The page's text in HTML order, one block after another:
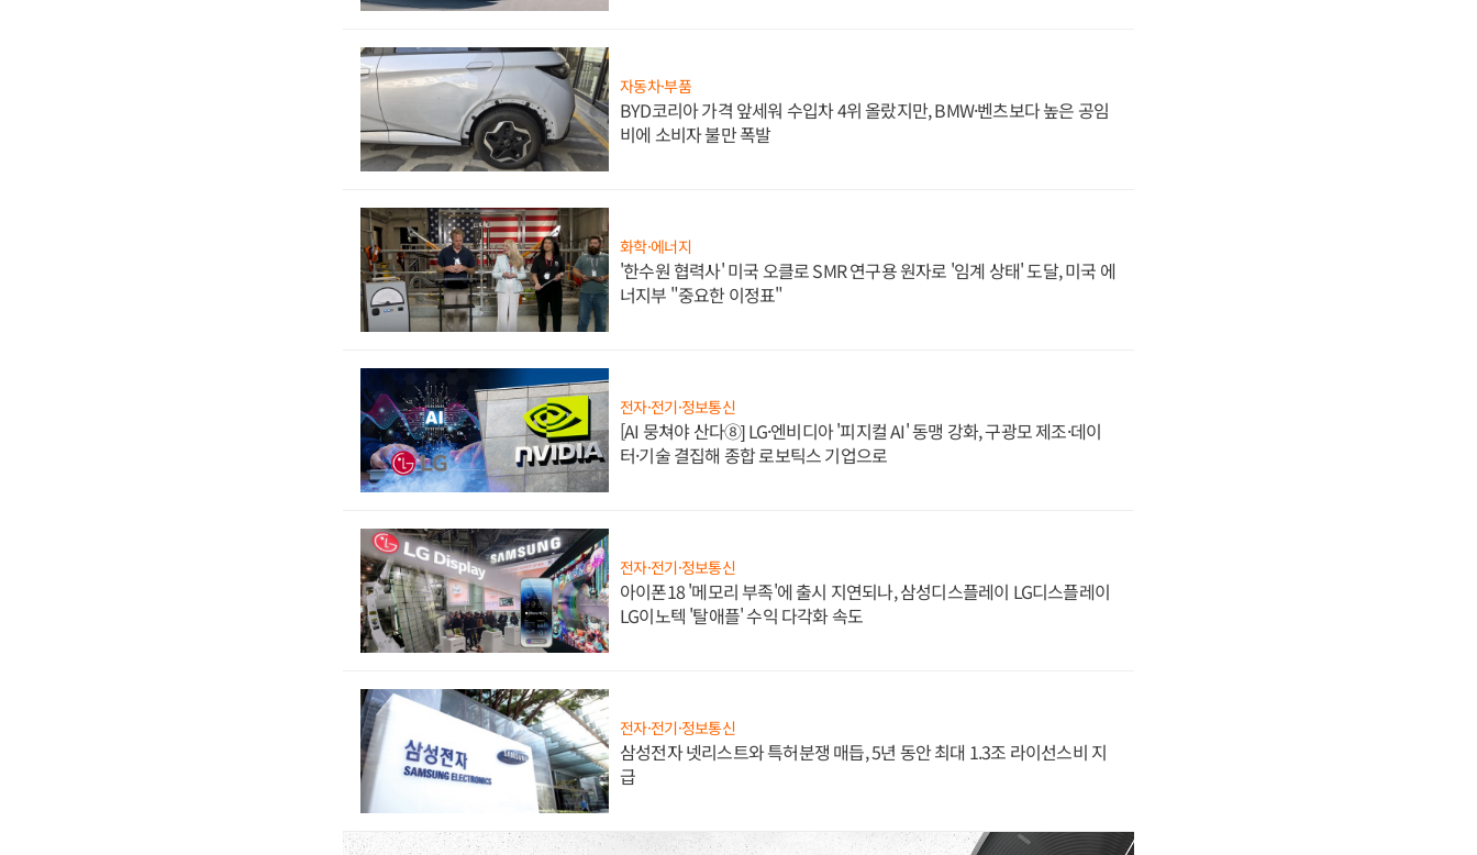
자동차·부품
BYD코리아 가격 앞세워 수입차 4위 올랐지만, BMW·벤츠보다 높은 공임
비에 소비자 불만 폭발
화학·에너지
'한수원 협력사' 미국 오클로 SMR 연구용 원자로 '임계 상태' 도달, 미국 에
너지부 "중요한 이정표"
전자·전기·정보통신
[AI 뭉쳐야 산다⑧] LG·엔비디아 '피지컬 AI' 동맹 강화, 구광모 제조·데이
터·기술 결집해 종합 로보틱스 기업으로
전자·전기·정보통신
아이폰18 '메모리 부족'에 출시 지연되나, 삼성디스플레이 LG디스플레이
LG이노텍 '탈애플' 수익 다각화 속도
전자·전기·정보통신
삼성전자 넷리스트와 특허분쟁 매듭, 5년 동안 최대 1.3조 라이선스비 지
급